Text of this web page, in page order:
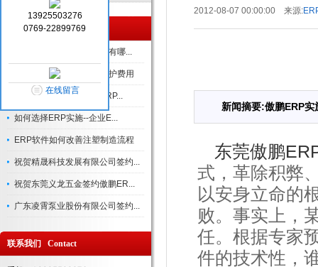
最新资讯 News
好用的ERP软件系统品牌有哪...
ERP管理系统的实施和维护费用
傲鹏ERP将东莞制造业ERP...
如何选择ERP实施--企业E...
ERP软件如何改善注塑制造流程
祝贺精晟科技发展有限公司签约...
祝贺东莞义龙五金签约傲鹏ER...
广东凌霄泵业股份有限公司签约...
联系我们 Contact
2012-08-07 00:00:00 来源:
新闻摘要:傲鹏ERP实
东莞傲鹏
式，革除积弊
以安身立命的
败。事实上，
任。根据专家
件的技术性，
13925503276
0769-22899769
在线留言